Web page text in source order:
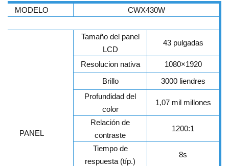
MODELO CWX430W
PANEL
Tamaño del panel
LCD
43 pulgadas
Resolucion nativa
1080×1920
Brillo
3000 liendres
Profundidad del
color
1,07 mil millones
Relación de
contraste
1200:1
Tiempo de
respuesta (típ.)
8s